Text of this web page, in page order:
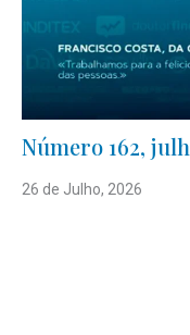
Número 162,
26 de Julho, 2026